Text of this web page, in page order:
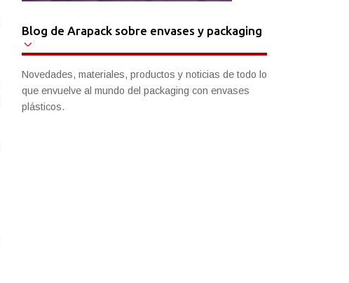
Blog de Arapack sobre envases y packaging
Novedades, materiales, productos y noticias de todo lo
que envuelve al mundo del packaging con envases
plásticos.